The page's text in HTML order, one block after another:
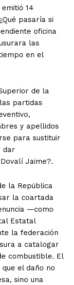
14
pasaría si
oficina
las
en el
de la
partidas
y apellidos
para sustituir
dar
Jaime?.
la República
la coartada
—como
Estatal
la federación
a catalogar
combustible. El
el daño no
sino una